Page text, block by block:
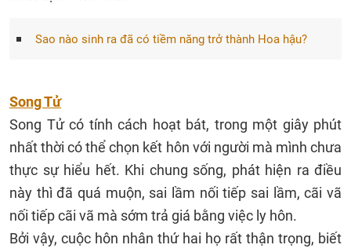
Sao nào sinh ra đã có tiềm năng trở thành Hoa hậu?
Song Tử
Song Tử có tính cách hoạt bát, trong một giây phút
nhất thời có thể chọn kết hôn với người mà mình chưa
thực sự hiểu hết. Khi chung sống, phát hiện ra điều
này thì đã quá muộn, sai lầm nối tiếp sai lầm, cãi vã
nối tiếp cãi vã mà sớm trả giá bằng việc ly hôn.
Bởi vậy, cuộc hôn nhân thứ hai họ rất thận trọng, biết